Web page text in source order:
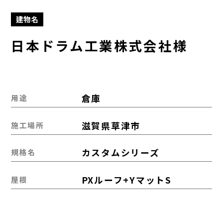
建物名
日本ドラム工業株式会社様
用途 倉庫
施工場所 滋賀県草津市
規格名 カスタムシリーズ
屋根 PXルーフ+YマットS